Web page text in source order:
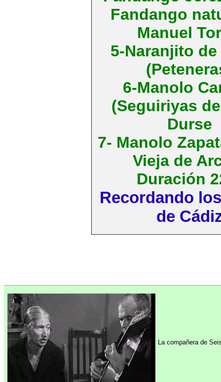
Fandango
Manuel
5-Naranjito de
6-Manolo
(Seguiriyas
Durse
7- Manolo
Vieja de
Duración
Recordando
de
La compañera de